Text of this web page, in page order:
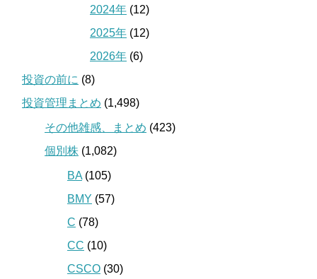
2024年 (12)
2025年 (12)
2026年 (6)
投資の前に (8)
投資管理まとめ (1,498)
その他雑感、まとめ (423)
個別株 (1,082)
BA (105)
BMY (57)
C (78)
CC (10)
CSCO (30)